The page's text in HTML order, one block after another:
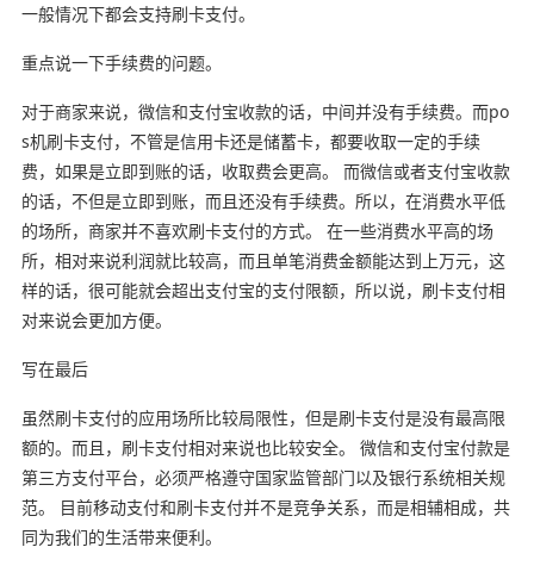
一般情况下都会支持刷卡支付。
重点说一下手续费的问题。
对于商家来说，微信和支付宝收款的话，中间并没有手续费。而po
s机刷卡支付，不管是信用卡还是储蓄卡，都要收取一定的手续
费，如果是立即到账的话，收取费会更高。 而微信或者支付宝收款
的话，不但是立即到账，而且还没有手续费。所以，在消费水平低
的场所，商家并不喜欢刷卡支付的方式。 在一些消费水平高的场
所，相对来说利润就比较高，而且单笔消费金额能达到上万元，这
样的话，很可能就会超出支付宝的支付限额，所以说，刷卡支付相
对来说会更加方便。
写在最后
虽然刷卡支付的应用场所比较局限性，但是刷卡支付是没有最高限
额的。而且，刷卡支付相对来说也比较安全。 微信和支付宝付款是
第三方支付平台，必须严格遵守国家监管部门以及银行系统相关规
范。 目前移动支付和刷卡支付并不是竞争关系，而是相辅相成，共
同为我们的生活带来便利。